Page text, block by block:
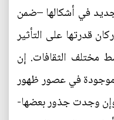
في أشكالها –ضمن
قدرتها على التأثير
مختلف الثقافات. إن
موجودة في عصور ظهور
وجدت جذور بعضها-